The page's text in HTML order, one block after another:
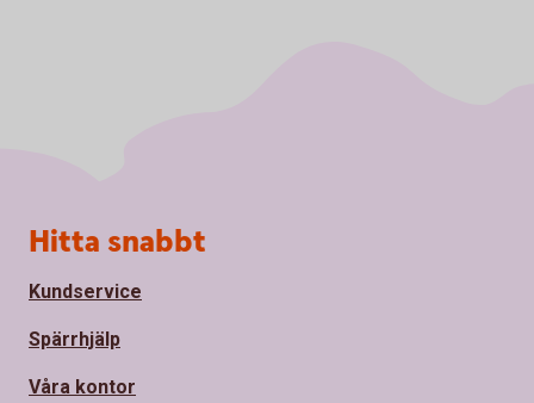
Sidfot
Hitta snabbt
Kundservice
Spärrhjälp
Våra kontor